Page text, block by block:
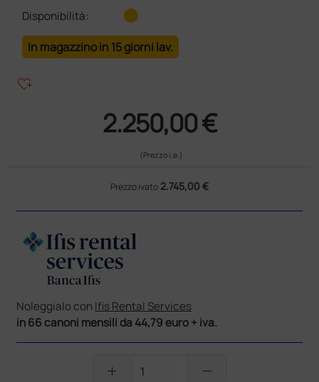
Disponibilità:
In magazzino in 15 giorni lav.
heart_plus
2.250,00 €
(Prezzo i.e.)
Prezzo ivato 2.745,00 €
Noleggialo con Ifis Rental Services
in 66 canoni mensili da 44,79 euro + iva.
add remove